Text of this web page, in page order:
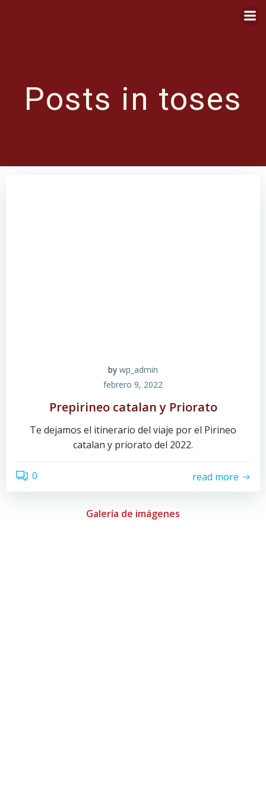
Posts in toses
by wp_admin
febrero 9, 2022
Prepirineo catalan y Priorato
Te dejamos el itinerario del viaje por el Pirineo
catalan y priorato del 2022.
0 read more
Galería de imágenes